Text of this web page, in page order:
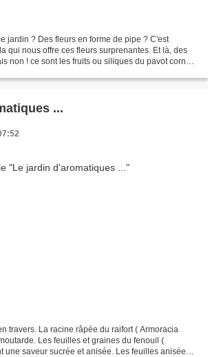
jardin ? Des fleurs en forme de pipe ? C'est
qui nous offre ces fleurs surprenantes. Et là, des
non ! ce sont les fruits ou siliques du pavot cornu (
...
travers. La racine râpée du raifort ( Armoracia
Les feuilles et graines du fenouil (
une saveur sucrée et anisée. Les feuilles anisées